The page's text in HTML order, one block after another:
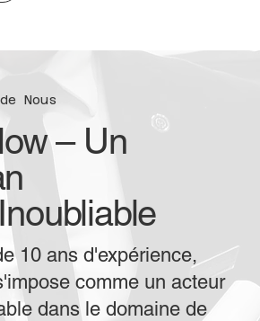
Nous
– Un
10 ans d'expérience,
comme un acteur
dans le domaine de